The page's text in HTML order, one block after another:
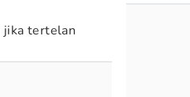
jika tertelan